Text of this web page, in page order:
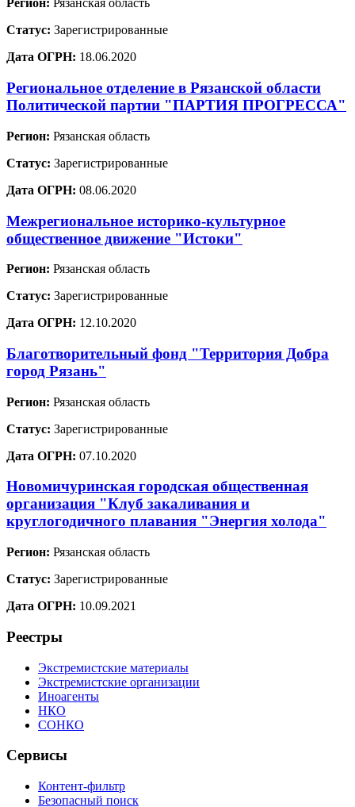
Регион: Рязанская область
Статус: Зарегистрированные
Дата ОГРН: 18.06.2020
Региональное отделение в Рязанской области
Политической партии "ПАРТИЯ ПРОГРЕССА"
Регион: Рязанская область
Статус: Зарегистрированные
Дата ОГРН: 08.06.2020
Межрегиональное историко-культурное
общественное движение "Истоки"
Регион: Рязанская область
Статус: Зарегистрированные
Дата ОГРН: 12.10.2020
Благотворительный фонд "Территория Добра
город Рязань"
Регион: Рязанская область
Статус: Зарегистрированные
Дата ОГРН: 07.10.2020
Новомичуринская городская общественная
организация "Клуб закаливания и
круглогодичного плавания "Энергия холода"
Регион: Рязанская область
Статус: Зарегистрированные
Дата ОГРН: 10.09.2021
Реестры
Экстремистские материалы
Экстремистские организации
Иноагенты
НКО
СОНКО
Сервисы
Контент-фильтр
Безопасный поиск